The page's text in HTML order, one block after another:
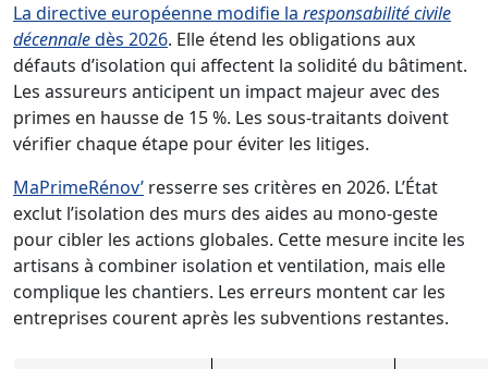
La directive européenne modifie la responsabilité civile
décennaledès 2026. Elle étend les obligations aux
défauts d’isolation qui affectent la solidité du bâtiment.
Les assureurs anticipent un impact majeur avec des
primes en hausse de 15 %. Les sous-traitants doivent
vérifier chaque étape pour éviter les litiges.
MaPrimeRénov’ resserre ses critères en 2026. L’État
exclut l’isolation des murs des aides au mono-geste
pour cibler les actions globales. Cette mesure incite les
artisans à combiner isolation et ventilation, mais elle
complique les chantiers. Les erreurs montent car les
entreprises courent après les subventions restantes.